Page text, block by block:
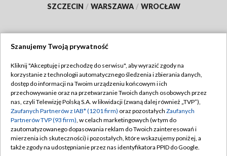
SZCZECIN / WARSZAWA / WROCŁAW
TVP
Abonament TVP
Emisja w TVP
Centrum informacji TVP
Naziemna Telewizja Cyfrowa
Regulamin TVP
Polityka prywatności
Moje zgody
Pomoc
Szanujemy Twoją prywatność
Kliknij "Akceptuję i przechodzę do serwisu", aby wyrazić zgody na
korzystanie z technologii automatycznego śledzenia i zbierania danych,
dostęp do informacji na Twoim urządzeniu końcowym i ich
przechowywanie oraz na przetwarzanie Twoich danych osobowych przez
nas, czyli Telewizję Polską S.A. w likwidacji (zwaną dalej również „TVP”),
Zaufanych Partnerów z IAB* (1201 firm) oraz pozostałych Zaufanych
Partnerów TVP (93 firm), w celach marketingowych (w tym do
zautomatyzowanego dopasowania reklam do Twoich zainteresowań i
mierzenia ich skuteczności) i pozostałych, które wskazujemy poniżej, a
także zgody na udostępnianie przez nas identyfikatora PPID do Google.